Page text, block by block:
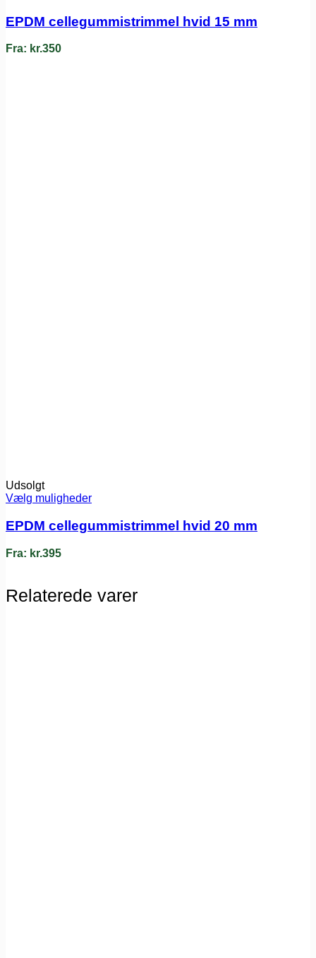
EPDM cellegummistrimmel hvid 15 mm
Fra: kr.350
Udsolgt
Vælg muligheder
EPDM cellegummistrimmel hvid 20 mm
Fra: kr.395
Relaterede varer